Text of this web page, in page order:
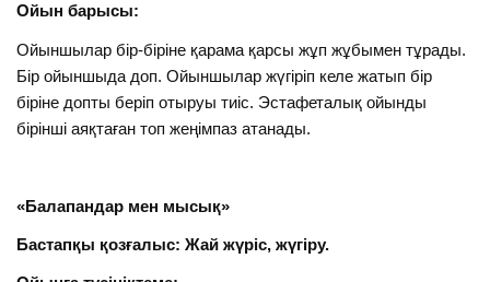
Ойын барысы:
Ойыншылар бір-біріне қарама қарсы жұп жұбымен тұрады.
Бір ойыншыда доп. Ойыншылар жүгіріп келе жатып бір
біріне допты беріп отыруы тиіс. Эстафеталық ойынды
бірінші аяқтаған топ жеңімпаз атанады.
«Балапандар мен мысық»
Бастапқы қозғалыс: Жай жүріс, жүгіру.